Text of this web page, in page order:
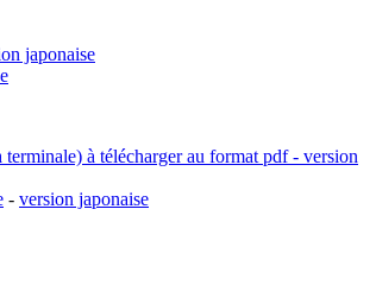
japonaise
à télécharger au format pdf - version
- version japonaise